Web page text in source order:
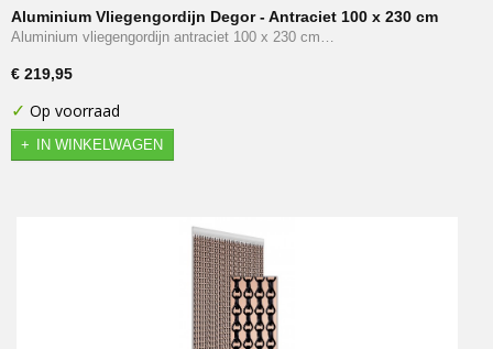
Aluminium Vliegengordijn Degor - Antraciet 100 x 230 cm
Aluminium vliegengordijn antraciet 100 x 230 cm…
€ 219,95
✓ Op voorraad
IN WINKELWAGEN